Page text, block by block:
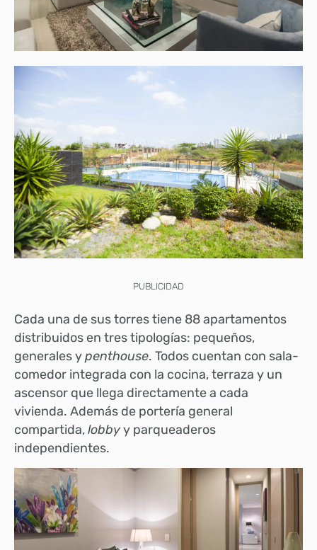
PUBLICIDAD
Cada una de sus torres tiene 88 apartamentos
distribuidos en tres tipologías: pequeños,
generales ypenthouse. Todos cuentan con sala-
comedor integrada con la cocina, terraza y un
ascensor que llega directamente a cada
vivienda. Además de portería general
compartida,lobbyy parqueaderos
independientes.